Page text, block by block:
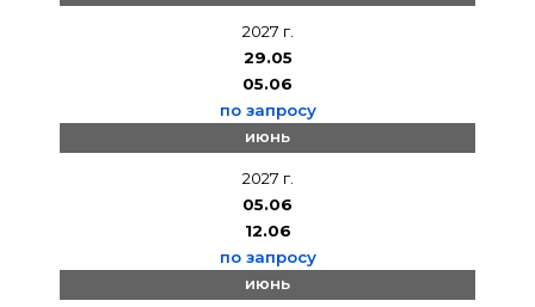
2027 г.
29.05
05.06
по запросу
июнь
2027 г.
05.06
12.06
по запросу
июнь